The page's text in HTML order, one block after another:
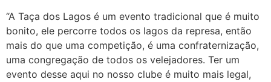
“A Taça dos Lagos é um evento tradicional que é muito
bonito, ele percorre todos os lagos da represa, então
mais do que uma competição, é uma confraternização,
uma congregação de todos os velejadores. Ter um
evento desse aqui no nosso clube é muito mais legal,